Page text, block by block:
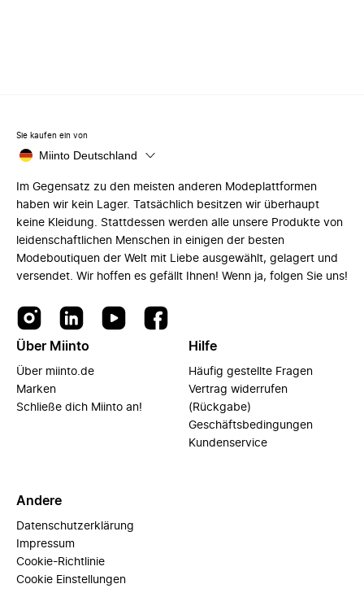
Sie kaufen ein von
Miinto Deutschland
Im Gegensatz zu den meisten anderen Modeplattformen
haben wir kein Lager. Tatsächlich besitzen wir überhaupt
keine Kleidung. Stattdessen werden alle unsere Produkte von
leidenschaftlichen Menschen in einigen der besten
Modeboutiquen der Welt mit Liebe ausgewählt, gelagert und
versendet. Wir hoffen es gefällt Ihnen! Wenn ja, folgen Sie uns!
Über Miinto
Über miinto.de
Marken
Schließe dich Miinto an!
Hilfe
Häufig gestellte Fragen
Vertrag widerrufen
(Rückgabe)
Geschäftsbedingungen
Kundenservice
Andere
Datenschutzerklärung
Impressum
Cookie-Richtlinie
Cookie Einstellungen